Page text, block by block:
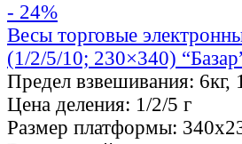
- 24%
Весы торговые
(1/2/5/10; 230×340)
Предел взвешивания: 6кг,
Цена деления: 1/2/5 г
Размер платформы: